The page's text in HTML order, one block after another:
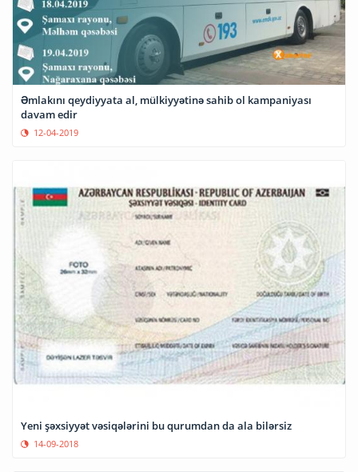
Əmlakını qeydiyyata al, mülkiyyətinə sahib ol kampaniyası
davam edir
12-04-2019
Yeni şəxsiyyət vəsiqələrini bu qurumdan da ala bilərsiz
14-09-2018